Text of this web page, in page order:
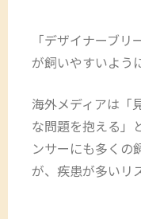
「デザイナーブ
が飼いやすいよう
海外メディアは「
な問題を抱える」
ンサーにも多くの
が、疾患が多いリ